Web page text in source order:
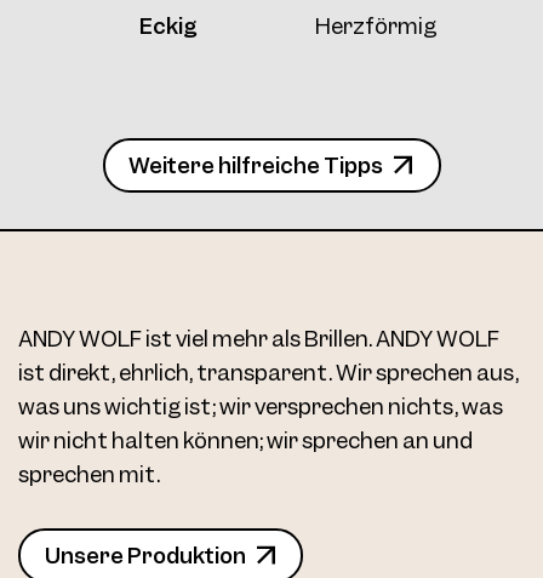
Eckig Herzförmig
Weitere hilfreiche Tipps
ANDY WOLF ist viel mehr als Brillen. ANDY WOLF
ist direkt, ehrlich, transparent. Wir sprechen aus,
was uns wichtig ist; wir versprechen nichts, was
wir nicht halten können; wir sprechen an und
sprechen mit.
Unsere Produktion
4734 Clip4 Col. 13 56